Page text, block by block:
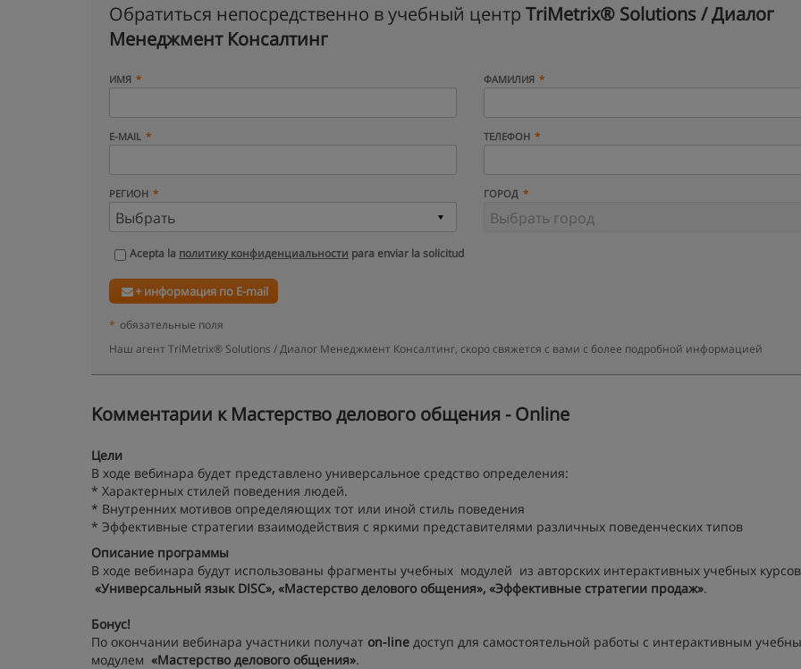
Обратиться непосредственно в учебный центр TriMetrix® Solutions / Диалог
Менеджмент Консалтинг
ИМЯ ФАМИЛИЯ
E-MAIL ТЕЛЕФОН
РЕГИОН ГОРОД
Acepta la политику конфиденциальности para enviar la solicitud
+ информация по E-mail
* обязательные поля
Наш агент TriMetrix® Solutions / Диалог Менеджмент Консалтинг, скоро свяжется с вами с более подробной информацией
Kомментарии к Мастерство делового общения - Online
Цели
В ходе вебинара будет представлено универсальное средство определения:
* Характерных стилей поведения людей.
* Внутренних мотивов определяющих тот или иной стиль поведения
* Эффективные стратегии взаимодействия с яркими представителями различных поведенческих типов
Описание программы
В ходе вебинара будут использованы фрагменты учебных модулей из авторских интерактивных учебных
«Универсальный язык DISC», «Мастерство делового общения», «Эффективные стратегии продаж».
Бонус!
По окончании вебинара участники получат on-line доступ для самостоятельной работы с интерактивным
модулем «Мастерство делового общения».